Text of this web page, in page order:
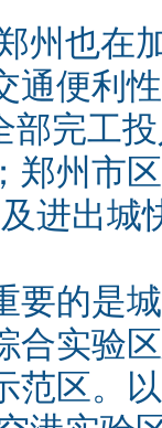
也在
通便利
部完工
郑州市
进出城
的是城
合实验
范区。